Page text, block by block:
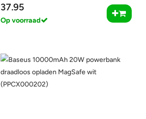
37.95
Op voorraad